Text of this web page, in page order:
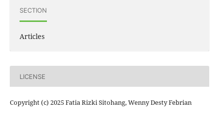
SECTION
Articles
LICENSE
Copyright (c) 2025 Fatia Rizki Sitohang, Wenny Desty Febrian